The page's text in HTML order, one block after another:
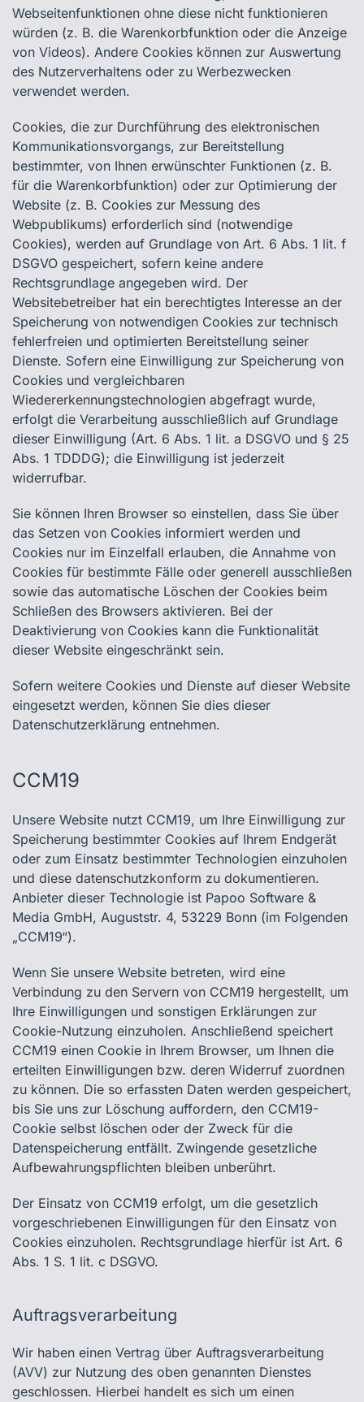
Webseitenfunktionen ohne diese nicht funktionieren
würden (z. B. die Warenkorbfunktion oder die Anzeige
von Videos). Andere Cookies können zur Auswertung
des Nutzerverhaltens oder zu Werbezwecken
verwendet werden.
Cookies, die zur Durchführung des elektronischen
Kommunikationsvorgangs, zur Bereitstellung
bestimmter, von Ihnen erwünschter Funktionen (z. B.
für die Warenkorbfunktion) oder zur Optimierung der
Website (z. B. Cookies zur Messung des
Webpublikums) erforderlich sind (notwendige
Cookies), werden auf Grundlage von Art. 6 Abs. 1 lit. f
DSGVO gespeichert, sofern keine andere
Rechtsgrundlage angegeben wird. Der
Websitebetreiber hat ein berechtigtes Interesse an der
Speicherung von notwendigen Cookies zur technisch
fehlerfreien und optimierten Bereitstellung seiner
Dienste. Sofern eine Einwilligung zur Speicherung von
Cookies und vergleichbaren
Wiedererkennungstechnologien abgefragt wurde,
erfolgt die Verarbeitung ausschließlich auf Grundlage
dieser Einwilligung (Art. 6 Abs. 1 lit. a DSGVO und § 25
Abs. 1 TDDDG); die Einwilligung ist jederzeit
widerrufbar.
Sie können Ihren Browser so einstellen, dass Sie über
das Setzen von Cookies informiert werden und
Cookies nur im Einzelfall erlauben, die Annahme von
Cookies für bestimmte Fälle oder generell ausschließen
sowie das automatische Löschen der Cookies beim
Schließen des Browsers aktivieren. Bei der
Deaktivierung von Cookies kann die Funktionalität
dieser Website eingeschränkt sein.
Sofern weitere Cookies und Dienste auf dieser Website
eingesetzt werden, können Sie dies dieser
Datenschutzerklärung entnehmen.
CCM19
Unsere Website nutzt CCM19, um Ihre Einwilligung zur
Speicherung bestimmter Cookies auf Ihrem Endgerät
oder zum Einsatz bestimmter Technologien einzuholen
und diese datenschutzkonform zu dokumentieren.
Anbieter dieser Technologie ist Papoo Software &
Media GmbH, Auguststr. 4, 53229 Bonn (im Folgenden
„CCM19“).
Wenn Sie unsere Website betreten, wird eine
Verbindung zu den Servern von CCM19 hergestellt, um
Ihre Einwilligungen und sonstigen Erklärungen zur
Cookie-Nutzung einzuholen. Anschließend speichert
CCM19 einen Cookie in Ihrem Browser, um Ihnen die
erteilten Einwilligungen bzw. deren Widerruf zuordnen
zu können. Die so erfassten Daten werden gespeichert,
bis Sie uns zur Löschung auffordern, den CCM19-
Cookie selbst löschen oder der Zweck für die
Datenspeicherung entfällt. Zwingende gesetzliche
Aufbewahrungspflichten bleiben unberührt.
Der Einsatz von CCM19 erfolgt, um die gesetzlich
vorgeschriebenen Einwilligungen für den Einsatz von
Cookies einzuholen. Rechtsgrundlage hierfür ist Art. 6
Abs. 1 S. 1 lit. c DSGVO.
Auftragsverarbeitung
Wir haben einen Vertrag über Auftragsverarbeitung
(AVV) zur Nutzung des oben genannten Dienstes
geschlossen. Hierbei handelt es sich um einen